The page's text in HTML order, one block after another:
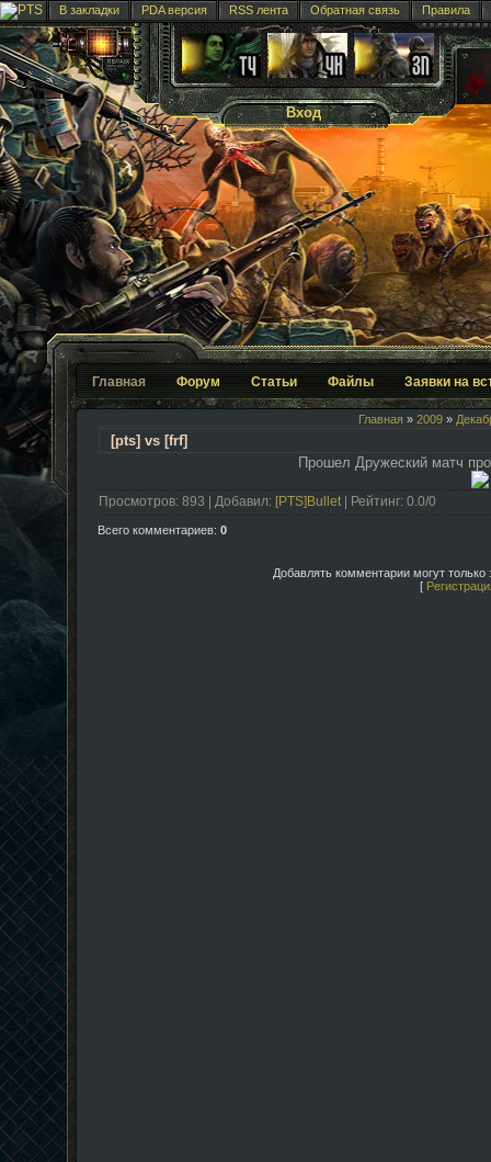
В закладки PDA версия RSS лента Обратная связь Правила
Вход
Главная Форум Статьи Файлы Заявки на
Главная » 2009 »
[pts] vs [frf]
Прошел Дружеский матч
Просмотров: 893 | Добавил: [PTS]Bullet| Рейтинг: 0.0/0
Всего комментариев: 0
Добавлять комментарии могут только
[